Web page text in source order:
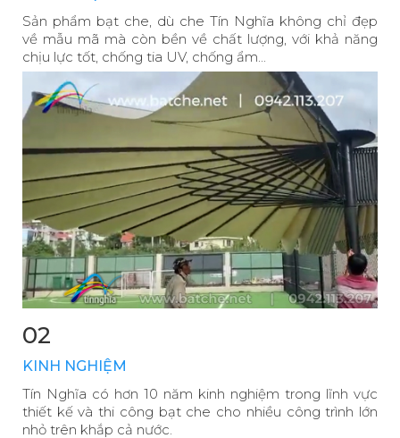
Sản phẩm bạt che, dù che Tín Nghĩa không chỉ đẹp
về mẫu mã mà còn bền về chất lượng, với khả năng
chịu lực tốt, chống tia UV, chống ẩm...
02
KINH NGHIỆM
Tín Nghĩa có hơn 10 năm kinh nghiệm trong lĩnh vực
thiết kế và thi công bạt che cho nhiều công trình lớn
nhỏ trên khắp cả nước.